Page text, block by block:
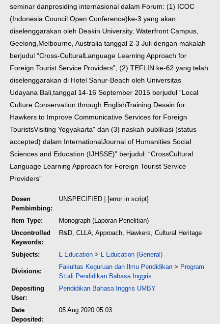
seminar danprosiding internasional dalam Forum: (1) ICOC
(Indonesia Council Open Conference)ke-3 yang akan
diselenggarakan oleh Deakin University, Waterfront Campus,
Geelong, Melbourne, Australia tanggal 2-3 Juli dengan makalah
berjudul “Cross-CulturalLanguage Learning Approach for
Foreign Tourist Service Providers”, (2) TEFLIN ke-62 yang telah
diselenggarakan di Hotel Sanur-Beach oleh Universitas
Udayana Bali, tanggal 14-16 September 2015 berjudul “Local
Culture Conservation through EnglishTraining Desain for
Hawkers to Improve Communicative Services for Foreign
TouristsVisiting Yogyakarta” dan (3) naskah publikasi (status
accepted) dalam InternationalJournal of Humanities Social
Sciences and Education (IJHSSE)” berjudul: “CrossCultural
Language Learning Approach for Foreign Tourist Service
Providers”
Dosen
Pembimbing:
UNSPECIFIED | [error in script]
Item Type:
Monograph (Laporan Penelitian)
Uncontrolled
Keywords:
R&D, CLLA, Approach, Hawkers, Cultural Heritage
Subjects: L Education > L Education (General)
Divisions:
Fakultas Keguruan dan Ilmu Pendidikan > Program
Studi Pendidikan Bahasa Inggris
Depositing
User:
Pendidikan Bahasa Inggris UMBY
Date
Deposited:
05 Aug 2020 05:03